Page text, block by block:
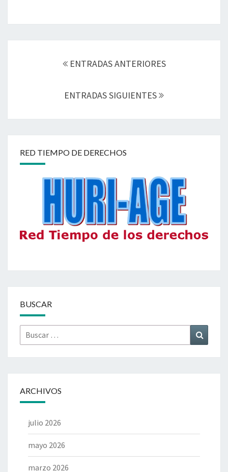
ENTRADAS ANTERIORES
ENTRADAS SIGUIENTES
RED TIEMPO DE DERECHOS
BUSCAR
Buscar
por:
ARCHIVOS
julio 2026
mayo 2026
marzo 2026